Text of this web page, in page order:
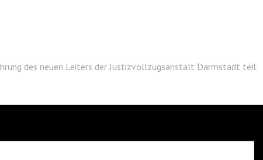
des neuen Leiters der Justizvollzugsanstalt Darmstadt teil.